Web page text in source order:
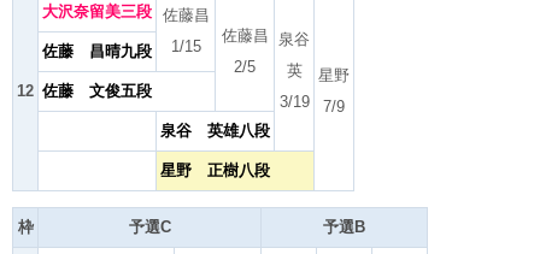
12
大沢奈留美三段 佐藤昌
1/15
佐藤昌
2/5
泉谷
英
3/19
星野
7/9
佐藤 昌晴九段
佐藤 文俊五段
泉谷 英雄八段
星野 正樹八段
枠 予選C 予選B